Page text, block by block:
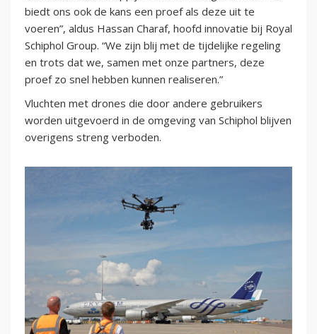
biedt ons ook de kans een proef als deze uit te
voeren”, aldus Hassan Charaf, hoofd innovatie bij Royal
Schiphol Group. “We zijn blij met de tijdelijke regeling
en trots dat we, samen met onze partners, deze
proef zo snel hebben kunnen realiseren.”
Vluchten met drones die door andere gebruikers
worden uitgevoerd in de omgeving van Schiphol blijven
overigens streng verboden.